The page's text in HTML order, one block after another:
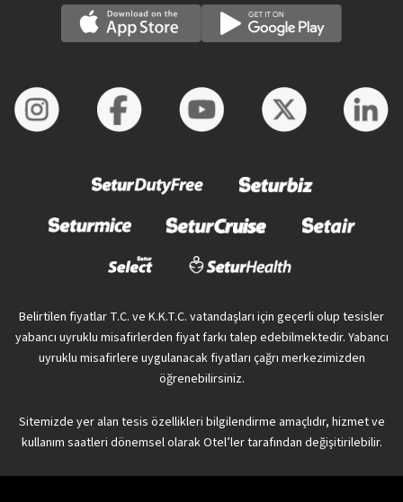
Belirtilen fiyatlar T.C. ve K.K.T.C. vatandaşları için geçerli olup tesisler
yabancı uyruklu misafirlerden fiyat farkı talep edebilmektedir. Yabancı
uyruklu misafirlere uygulanacak fiyatları çağrı merkezimizden
öğrenebilirsiniz.
Sitemizde yer alan tesis özellikleri bilgilendirme amaçlıdır, hizmet ve
kullanım saatleri dönemsel olarak Otel’ler tarafından değişitirilebilir.